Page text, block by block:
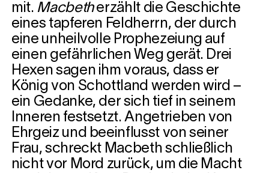
mit. Macbetherzählt die Geschichte
eines tapferen Feldherrn, der durch
eine unheilvolle Prophezeiung auf
einen gefährlichen Weg gerät. Drei
Hexen sagen ihm voraus, dass er
König von Schottland werden wird –
ein Gedanke, der sich tief in seinem
Inneren festsetzt. Angetrieben von
Ehrgeiz und beeinflusst von seiner
Frau, schreckt Macbeth schließlich
nicht vor Mord zurück, um die Macht